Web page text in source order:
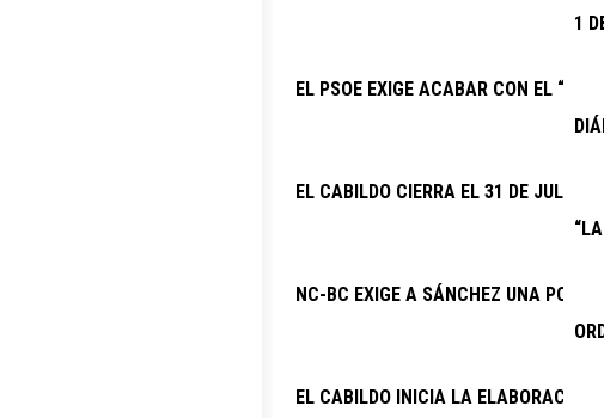
EL PSOE EXIGE ACABAR CON EL
EL CABILDO CIERRA EL 31 DE JULIO
NC-BC EXIGE A SÁNCHEZ UNA
EL CABILDO INICIA LA ELABORACIÓN
1